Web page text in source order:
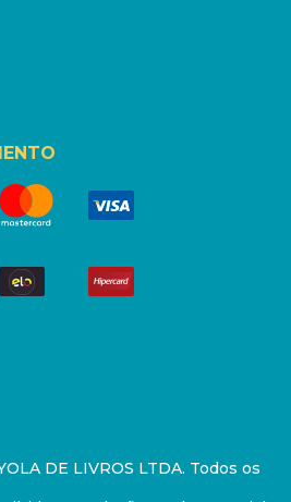
DE LIVROS LTDA. Todos os